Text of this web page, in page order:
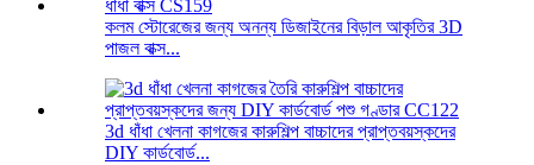
কলম স্টোরেজের জন্য অনন্য ডিজাইনের বিড়াল আকৃতির 3D
পাজল বাক্স...
3d ধাঁধা খেলনা কাগজের কারুশিল্প বাচ্চাদের প্রাপ্তবয়স্কদের
DIY কার্ডবোর্ড...